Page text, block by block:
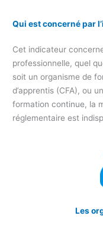
Qui est concerné par
Cet indicateur
professionnelle, quel
soit un organisme de
d’apprentis (CFA), ou
formation continue, la
réglementaire est
Les